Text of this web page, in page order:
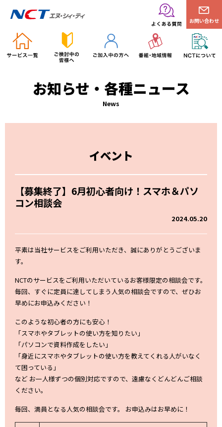
お問い合わせ
お知らせ・各種ニュース
News
イベント
【募集終了】6月初心者向け！スマホ＆パソ
コン相談会
2024.05.20
平素は当社サービスをご利用いただき、誠にありがとうございま
す。
NCTのサービスをご利用いただいているお客様限定の相談会です。
毎回、すぐに定員に達してしまう人気の相談会ですので、ぜひお
早めにお申込みください！
このような初心者の方にも安心！
「スマホやタブレットの使い方を知りたい」
「パソコンで資料作成をしたい」
「身近にスマホやタブレットの使い方を教えてくれる人がいなく
て困っている」
など お一人様ずつの個別対応ですので、遠慮なくどんどんご相談
ください。
毎回、満員となる人気の相談会です。 お申込みはお早めに！